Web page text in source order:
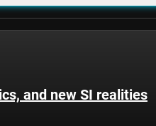
and new SI realities